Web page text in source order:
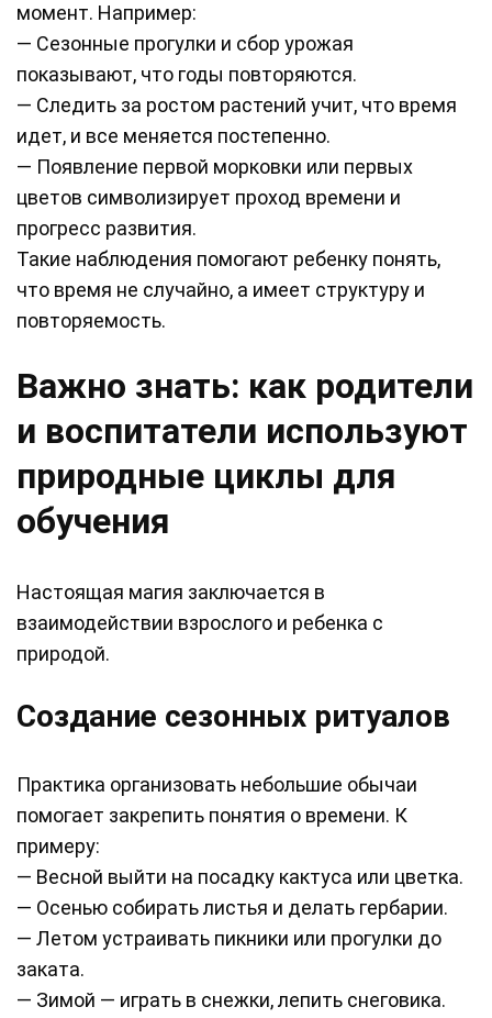
момент. Например:
— Сезонные прогулки и сбор урожая
показывают, что годы повторяются.
— Следить за ростом растений учит, что время
идет, и все меняется постепенно.
— Появление первой морковки или первых
цветов символизирует проход времени и
прогресс развития.
Такие наблюдения помогают ребенку понять,
что время не случайно, а имеет структуру и
повторяемость.
Важно знать: как родители
и воспитатели используют
природные циклы для
обучения
Настоящая магия заключается в
взаимодействии взрослого и ребенка с
природой.
Создание сезонных ритуалов
Практика организовать небольшие обычаи
помогает закрепить понятия о времени. К
примеру:
— Весной выйти на посадку кактуса или цветка.
— Осенью собирать листья и делать гербарии.
— Летом устраивать пикники или прогулки до
заката.
— Зимой — играть в снежки, лепить снеговика.